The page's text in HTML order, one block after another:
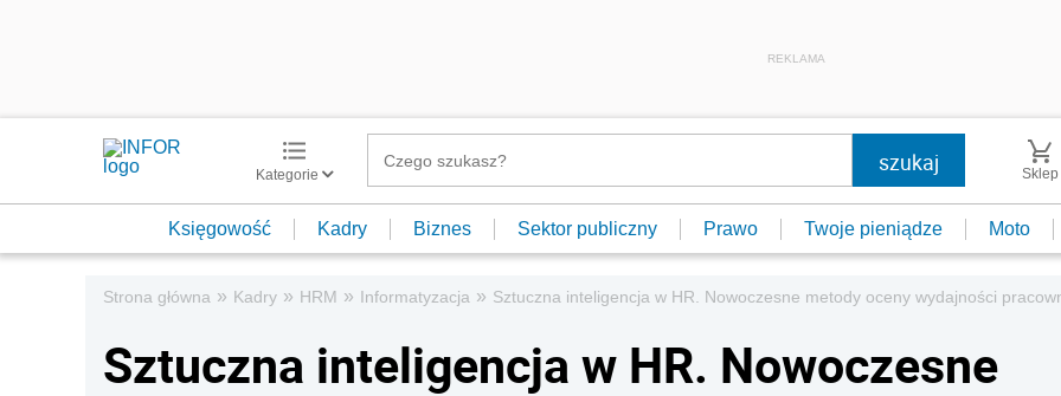
REKLAMA
Kategorie Sklep
Księgowość Kadry Biznes Sektor publiczny Prawo Twoje pieniądze Moto
Strona główna » Kadry » HRM » Informatyzacja » Sztuczna inteligencja w HR. Nowoczesne metody oceny wydajności
Sztuczna inteligencja w HR. Nowoczesne